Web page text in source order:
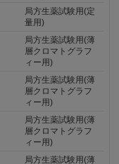
局方生薬試験用(定
量用)
局方生薬試験用(薄
層クロマトグラフ
ィー用)
局方生薬試験用(薄
層クロマトグラフ
ィー用)
局方生薬試験用(薄
層クロマトグラフ
ィー用)
局方生薬試験用(薄